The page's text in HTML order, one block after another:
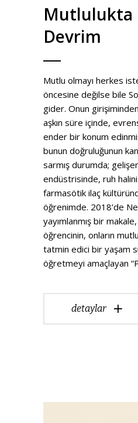
Mutlulukta
Devrim
Mutlu olmayı herkes
öncesine değilse bile
gider. Onun
aşkın süre içinde,
ender bir konum
bunun doğruluğunun
sarmış durumda;
endüstrisinde, ruh
farmasötik ilaç
öğrenimde. 2018’de
yayımlanmış bir makale,
öğrencinin, onların
tatmin edici bir yaşam
öğretmeyi amaçlayan
detaylar